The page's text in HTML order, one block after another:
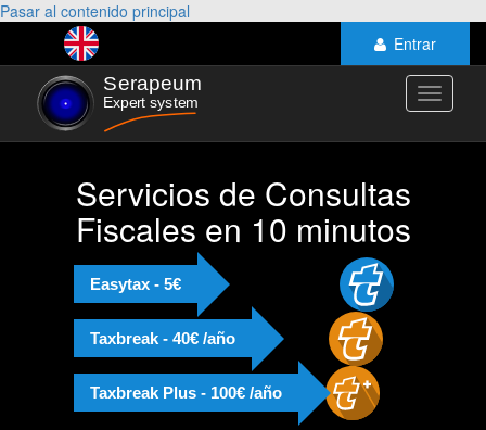
Pasar al contenido principal
Entrar
Toggle
Servicios de Consultas
Fiscales en 10 minutos
Easytax - 5€
Taxbreak - 40€ /año
Taxbreak Plus - 100€ /año